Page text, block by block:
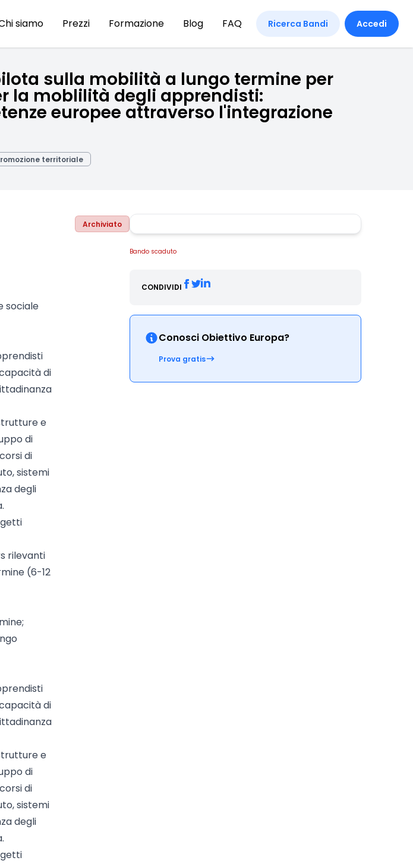
siamo Prezzi Formazione Blog FAQ Ricerca Bandi Accedi
sulla mobilità a lungo termine per
la moblilità degli apprendisti:
europee attraverso l'integrazione
territoriale
Archiviato
sociale
di
e
di
di
sistemi
degli
rilevanti
(6-12
di
e
di
di
sistemi
degli
Bando scaduto
CONDIVIDI
Conosci Obiettivo Europa?
Prova gratis